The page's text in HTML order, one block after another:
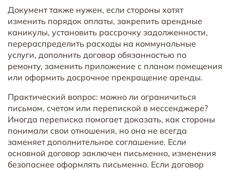
Документ также нужен, если стороны хотят
изменить порядок оплаты, закрепить арендные
каникулы, установить рассрочку задолженности,
перераспределить расходы на коммунальные
услуги, дополнить договор обязанностью по
ремонту, заменить приложение с планом помещения
или оформить досрочное прекращение аренды.
Практический вопрос: можно ли ограничиться
письмом, счетом или перепиской в мессенджере?
Иногда переписка помогает доказать, как стороны
понимали свои отношения, но она не всегда
заменяет дополнительное соглашение. Если
основной договор заключен письменно, изменения
безопаснее оформлять письменно. Если договор